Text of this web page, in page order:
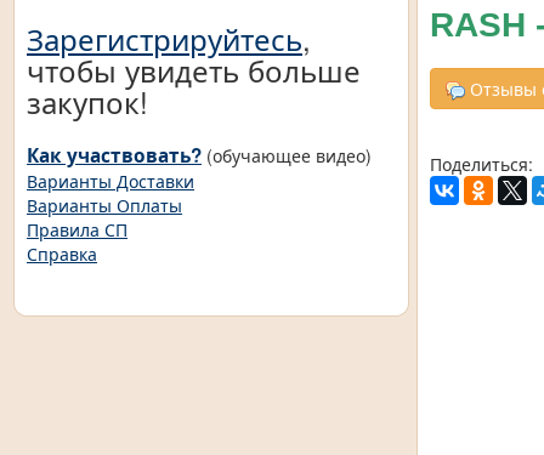
Зарегистрируйтесь,
чтобы увидеть больше
закупок!
Как участвовать? (обучающее видео)
Варианты Доставки
Варианты Оплаты
Правила СП
Справка
RASH
Отзывы
Поделиться: